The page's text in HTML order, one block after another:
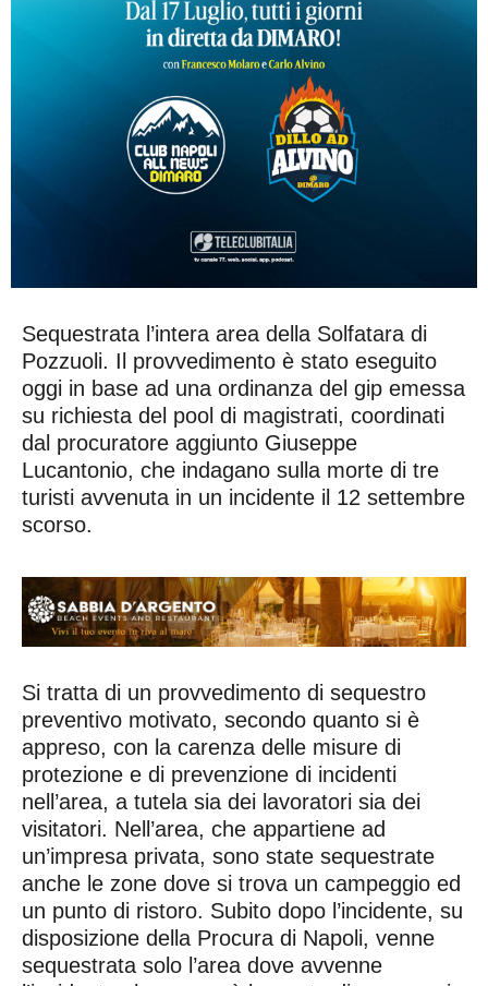
Sequestrata l’intera area della Solfatara di
Pozzuoli. Il provvedimento è stato eseguito
oggi in base ad una ordinanza del gip emessa
su richiesta del pool di magistrati, coordinati
dal procuratore aggiunto Giuseppe
Lucantonio, che indagano sulla morte di tre
turisti avvenuta in un incidente il 12 settembre
scorso.
Si tratta di un provvedimento di sequestro
preventivo motivato, secondo quanto si è
appreso, con la carenza delle misure di
protezione e di prevenzione di incidenti
nell’area, a tutela sia dei lavoratori sia dei
visitatori. Nell’area, che appartiene ad
un’impresa privata, sono state sequestrate
anche le zone dove si trova un campeggio ed
un punto di ristoro. Subito dopo l’incidente, su
disposizione della Procura di Napoli, venne
sequestrata solo l’area dove avvenne